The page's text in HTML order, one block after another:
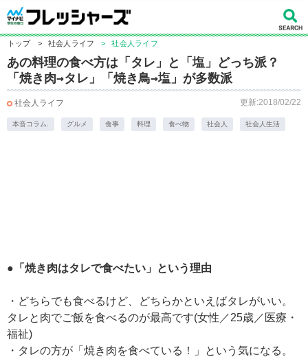
トップ > 社会人ライフ > 社会人ライフ
あの料理の食べ方は「タレ」と「塩」どっち派？
「焼き肉→タレ」「焼き鳥→塩」が多数派
社会人ライフ 更新:2018/02/22
本音コラム. グルメ 食事 料理 食べ物 社会人 社会人生活
●「焼き肉はタレで食べたい」という理由
・どちらでも食べるけど、どちらかといえばタレがいい。
タレと肉でご飯を食べるのが最高です(女性／25歳／医療・
福祉)
・タレの方が「焼き肉を食べている！」という気になる。